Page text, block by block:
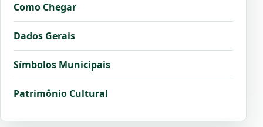
Como Chegar
Dados Gerais
Símbolos Municipais
Patrimônio Cultural